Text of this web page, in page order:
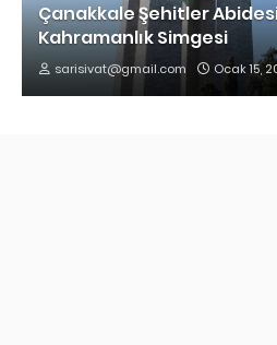
Çanakkale Şehitler
Kahramanlık Simgesi
sarisivat@gmail.com Ocak 15,